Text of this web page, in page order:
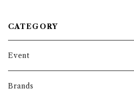
CATEGORY
Event
Brands